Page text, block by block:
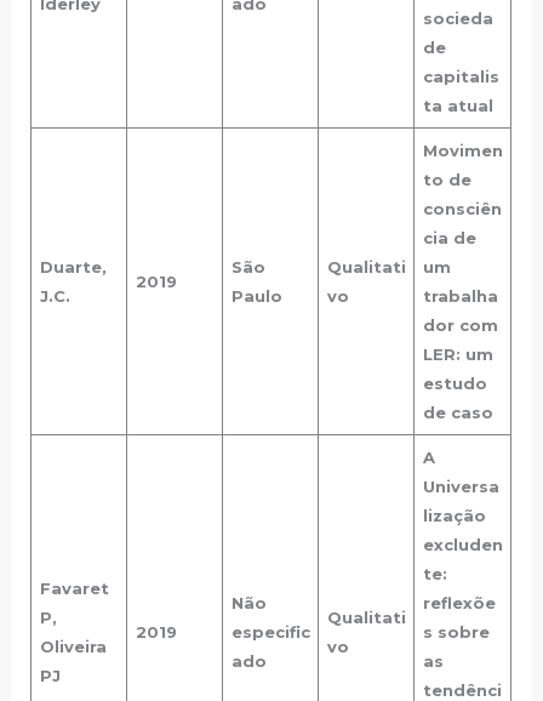
socieda
de
capitalis
ta atual
Duarte,
J.C.
2019
São
Paulo
Qualitati
vo
Movimen
to de
consciên
cia de
um
trabalha
dor com
LER: um
estudo
de caso
Favaret
P,
Oliveira
PJ
2019
Não
especific
ado
Qualitati
vo
A
Universa
lização
excluden
te:
reflexõe
s sobre
as
tendênci